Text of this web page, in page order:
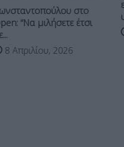
στο
“Να μιλήσετε έτσι
8 Απριλίου, 2026